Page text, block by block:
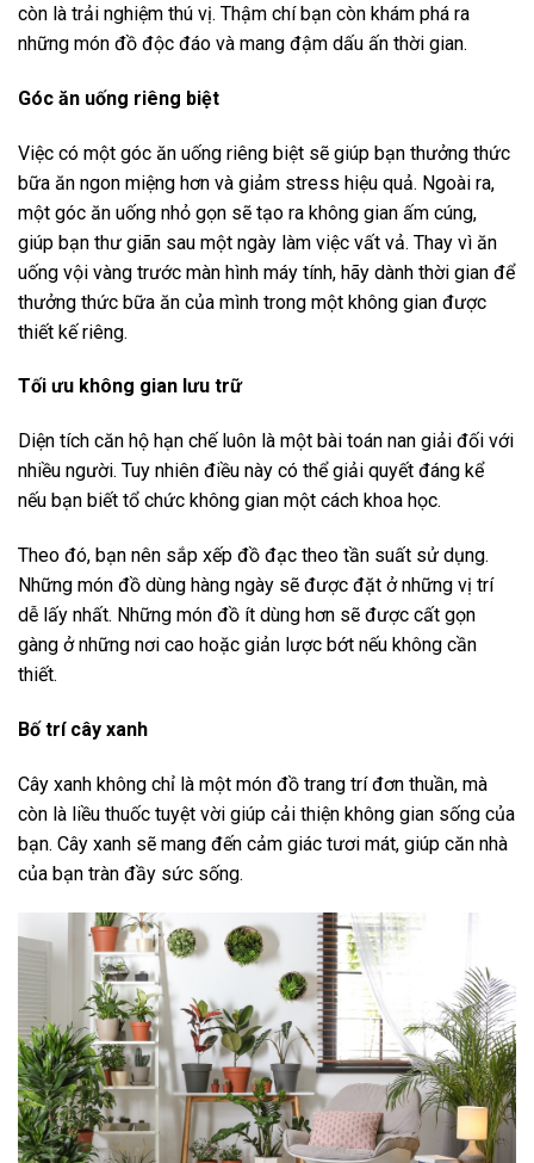
còn là trải nghiệm thú vị. Thậm chí bạn còn khám phá ra
những món đồ độc đáo và mang đậm dấu ấn thời gian.
Góc ăn uống riêng biệt
Việc có một góc ăn uống riêng biệt sẽ giúp bạn thưởng thức
bữa ăn ngon miệng hơn và giảm stress hiệu quả. Ngoài ra,
một góc ăn uống nhỏ gọn sẽ tạo ra không gian ấm cúng,
giúp bạn thư giãn sau một ngày làm việc vất vả. Thay vì ăn
uống vội vàng trước màn hình máy tính, hãy dành thời gian để
thưởng thức bữa ăn của mình trong một không gian được
thiết kế riêng.
Tối ưu không gian lưu trữ
Diện tích căn hộ hạn chế luôn là một bài toán nan giải đối với
nhiều người. Tuy nhiên điều này có thể giải quyết đáng kể
nếu bạn biết tổ chức không gian một cách khoa học.
Theo đó, bạn nên sắp xếp đồ đạc theo tần suất sử dụng.
Những món đồ dùng hàng ngày sẽ được đặt ở những vị trí
dễ lấy nhất. Những món đồ ít dùng hơn sẽ được cất gọn
gàng ở những nơi cao hoặc giản lược bớt nếu không cần
thiết.
Bố trí cây xanh
Cây xanh không chỉ là một món đồ trang trí đơn thuần, mà
còn là liều thuốc tuyệt vời giúp cải thiện không gian sống của
bạn. Cây xanh sẽ mang đến cảm giác tươi mát, giúp căn nhà
của bạn tràn đầy sức sống.